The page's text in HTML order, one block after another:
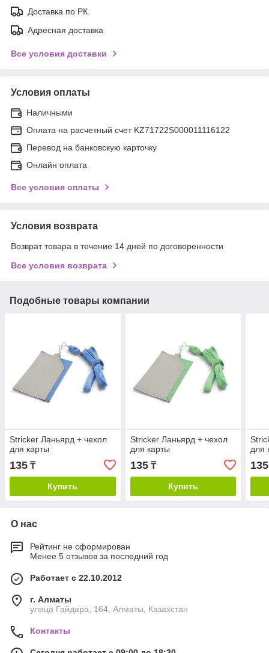
Доставка по РК.
Адресная доставка
Все условия доставки
Условия оплаты
Наличными
Оплата на расчетный счет KZ71722S000011116122
Перевод на банковскую карточку
Онлайн оплата
Все условия оплаты
Условия возврата
Возврат товара в течение 14 дней по договоренности
Все условия возврата
Подобные товары компании
Stricker Ланьярд + чехол
для карты
135 ₸
Купить
Stricker Ланьярд + чехол
для карты
135₸
Купить
для
135
О нас
Рейтинг не сформирован
Менее 5 отзывов за последний год
Работает с 22.10.2012
г. Алматы
улица Гайдара, 164, Алматы, Казахстан
Контакты